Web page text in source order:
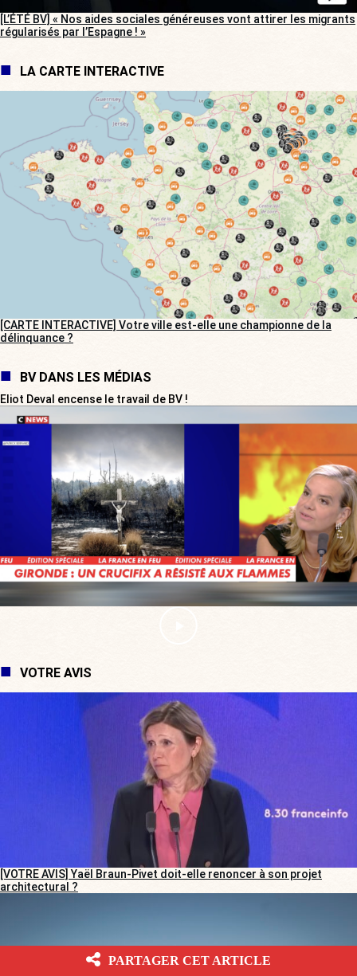
[L’ÉTÉ BV] « Nos aides sociales généreuses vont attirer les migrants
régularisés par l’Espagne ! »
LA CARTE INTERACTIVE
[CARTE INTERACTIVE] Votre ville est-elle une championne de la
délinquance ?
BV DANS LES MÉDIAS
Eliot Deval encense le travail de BV !
VOTRE AVIS
[VOTRE AVIS] Yaël Braun-Pivet doit-elle renoncer à son projet
architectural ?
PARTAGER CET ARTICLE